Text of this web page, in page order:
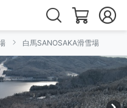
白馬SANOSAKA滑雪場